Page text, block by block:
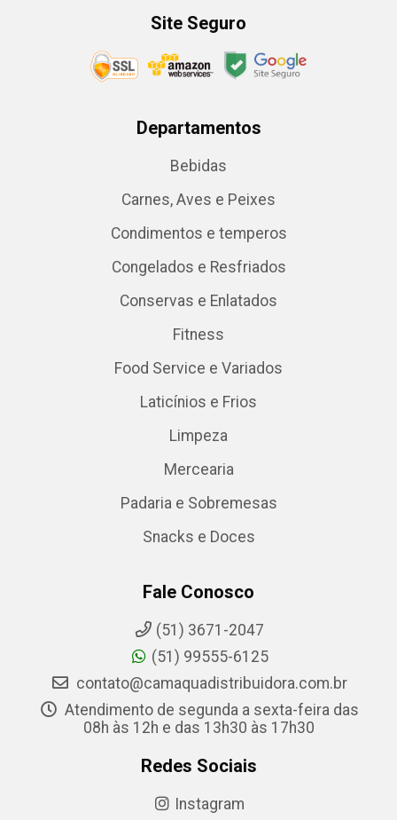
Site Seguro
Departamentos
Bebidas
Carnes, Aves e Peixes
Condimentos e temperos
Congelados e Resfriados
Conservas e Enlatados
Fitness
Food Service e Variados
Laticínios e Frios
Limpeza
Mercearia
Padaria e Sobremesas
Snacks e Doces
Fale Conosco
(51) 3671-2047
(51) 99555-6125
contato@camaquadistribuidora.com.br
Atendimento de segunda a sexta-feira das
08h às 12h e das 13h30 às 17h30
Redes Sociais
Instagram